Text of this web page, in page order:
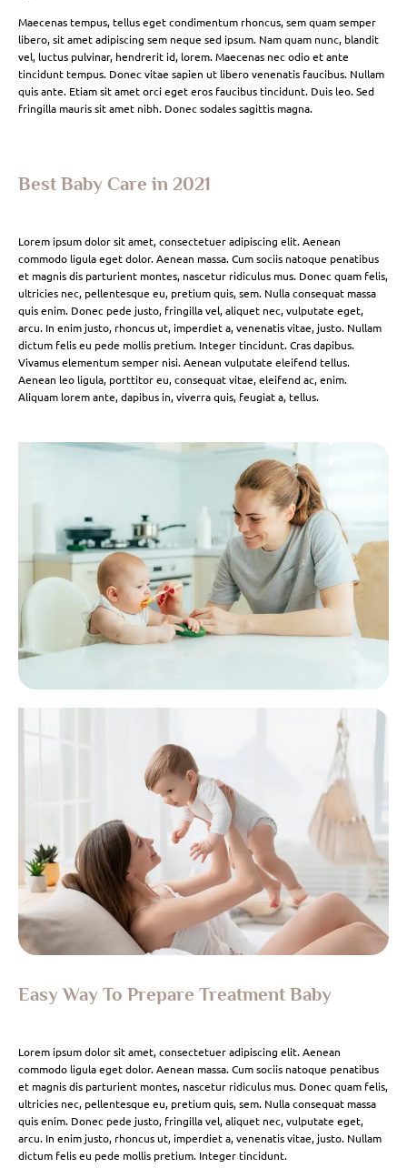
Maecenas tempus, tellus eget condimentum rhoncus, sem quam semper
libero, sit amet adipiscing sem neque sed ipsum. Nam quam nunc, blandit
vel, luctus pulvinar, hendrerit id, lorem. Maecenas nec odio et ante
tincidunt tempus. Donec vitae sapien ut libero venenatis faucibus. Nullam
quis ante. Etiam sit amet orci eget eros faucibus tincidunt. Duis leo. Sed
fringilla mauris sit amet nibh. Donec sodales sagittis magna.
Best Baby Care in 2021
Lorem ipsum dolor sit amet, consectetuer adipiscing elit. Aenean
commodo ligula eget dolor. Aenean massa. Cum sociis natoque penatibus
et magnis dis parturient montes, nascetur ridiculus mus. Donec quam felis,
ultricies nec, pellentesque eu, pretium quis, sem. Nulla consequat massa
quis enim. Donec pede justo, fringilla vel, aliquet nec, vulputate eget,
arcu. In enim justo, rhoncus ut, imperdiet a, venenatis vitae, justo. Nullam
dictum felis eu pede mollis pretium. Integer tincidunt. Cras dapibus.
Vivamus elementum semper nisi. Aenean vulputate eleifend tellus.
Aenean leo ligula, porttitor eu, consequat vitae, eleifend ac, enim.
Aliquam lorem ante, dapibus in, viverra quis, feugiat a, tellus.
Easy Way To Prepare Treatment Baby
Lorem ipsum dolor sit amet, consectetuer adipiscing elit. Aenean
commodo ligula eget dolor. Aenean massa. Cum sociis natoque penatibus
et magnis dis parturient montes, nascetur ridiculus mus. Donec quam felis,
ultricies nec, pellentesque eu, pretium quis, sem. Nulla consequat massa
quis enim. Donec pede justo, fringilla vel, aliquet nec, vulputate eget,
arcu. In enim justo, rhoncus ut, imperdiet a, venenatis vitae, justo. Nullam
dictum felis eu pede mollis pretium. Integer tincidunt.